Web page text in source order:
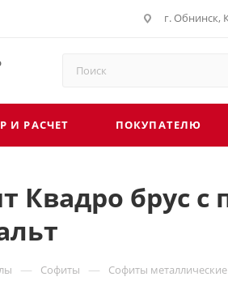
г. Обнинск,
И РАСЧЕТ ПОКУПАТЕЛЮ
Квадро брус с
— Софиты — Софиты металлические